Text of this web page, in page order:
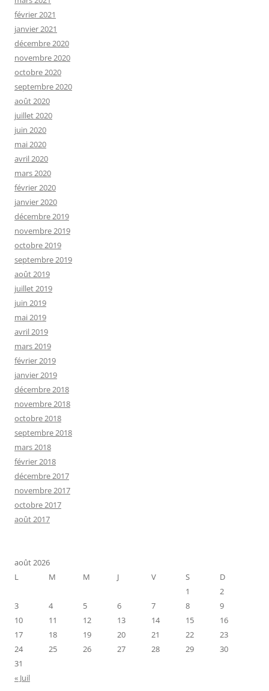
février 2021
janvier 2021
décembre 2020
novembre 2020
octobre 2020
septembre 2020
août 2020
juillet 2020
juin 2020
mai 2020
avril 2020
mars 2020
février 2020
janvier 2020
décembre 2019
novembre 2019
octobre 2019
septembre 2019
août 2019
juillet 2019
juin 2019
mai 2019
avril 2019
mars 2019
février 2019
janvier 2019
décembre 2018
novembre 2018
octobre 2018
septembre 2018
mars 2018
février 2018
décembre 2017
novembre 2017
octobre 2017
août 2017
août 2026
L
M M J V S
D
1
2
3
4 5 6 7 8
9
10
11 12 13 14 15
16
17
18 19 20 21 22
23
24
25 26 27 28 29
30
31
« Juil